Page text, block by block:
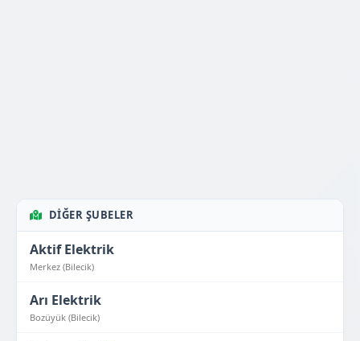
DIĞER ŞUBELER
Aktif Elektrik
Merkez (Bilecik)
Arı Elektrik
Bozüyük (Bilecik)